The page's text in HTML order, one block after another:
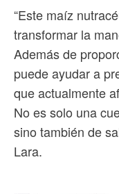
“Este maíz
transformar la
Además de
puede ayudar a
que actualmente
No es solo una
sino también de
Lara.